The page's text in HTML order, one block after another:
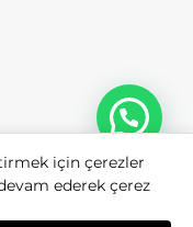
için çerezler
ederek çerez